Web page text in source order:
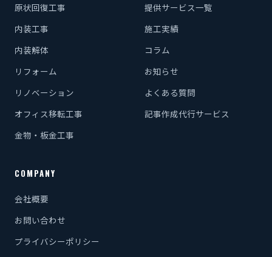
原状回復工事
内装工事
内装解体
リフォーム
リノベーション
オフィス移転工事
金物・板金工事
提供サービス一覧
施工実績
コラム
お知らせ
よくある質問
記事作成代行サービス
COMPANY
会社概要
お問い合わせ
プライバシーポリシー